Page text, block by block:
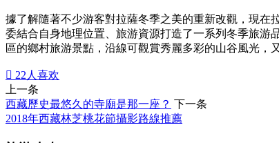
據了解隨著不少游客對拉薩冬季之美的重新改觀，現在
委結合自身地理位置、旅游資源打造了一系列冬季旅游
區的鄉村旅游景點，沿線可觀賞秀麗多彩的山谷風光，
 22 人喜欢
上一条
西藏歷史最悠久的寺廟是那一座？ 下一条
2018年西藏林芝桃花節攝影路線推薦